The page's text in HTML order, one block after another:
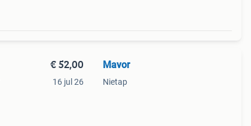
€ 52,00
16 jul 26
Mavor
Nietap